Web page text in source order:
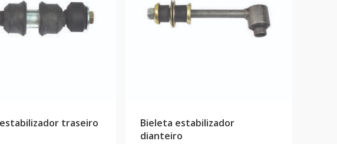
traseiro
Bieleta estabilizador
dianteiro